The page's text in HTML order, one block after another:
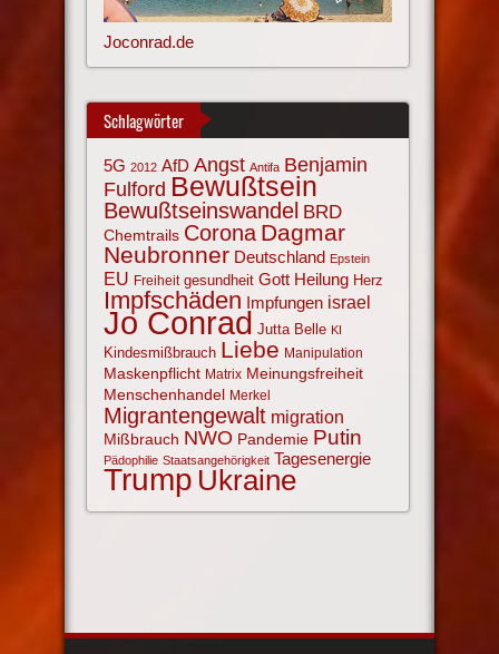
Joconrad.de
Schlagwörter
5G 2012 AfD Angst Antifa Benjamin
Fulford Bewußtsein
Bewußtseinswandel BRD
Chemtrails Corona Dagmar
Neubronner Deutschland Epstein
EU Freiheit gesundheit Gott Heilung Herz
Impfschäden Impfungen israel
Jo Conrad Jutta Belle KI
Kindesmißbrauch Liebe Manipulation
Maskenpflicht Matrix Meinungsfreiheit
Menschenhandel Merkel
Migrantengewalt migration
Mißbrauch NWO Pandemie Putin
Pädophilie Staatsangehörigkeit Tagesenergie
Trump Ukraine